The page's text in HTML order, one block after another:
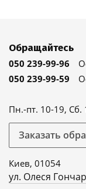
Обращайтесь
050 239-99-96
050 239-99-59
Пн.-пт. 10-19, Сб.
Заказать
Киев, 01054
ул. Олеся